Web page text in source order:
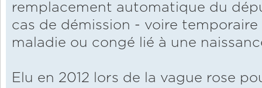
remplacement automatique du
cas de démission - voire
maladie ou congé lié à une
Elu en 2012 lors de la vague rose